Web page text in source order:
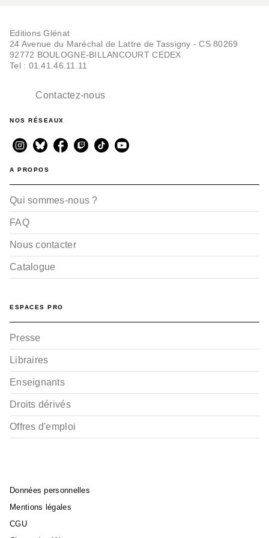
Editions Glénat
24 Avenue du Maréchal de Lattre de Tassigny - CS 80269
92772 BOULOGNE-BILLANCOURT CEDEX
Tel : 01.41.46.11.11
Contactez-nous
NOS RÉSEAUX
A PROPOS
Qui sommes-nous ?
FAQ
Nous contacter
Catalogue
ESPACES PRO
Presse
Libraires
Enseignants
Droits dérivés
Offres d'emploi
Données personnelles
Mentions légales
CGU